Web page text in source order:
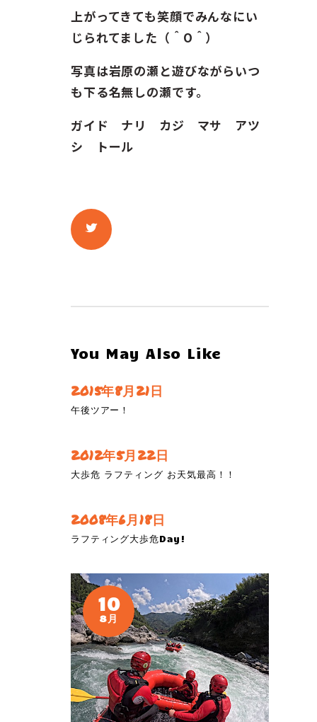
上がってきても笑顔でみんなにい
じられてました（＾O＾）
写真は岩原の瀬と遊びながらいつ
も下る名無しの瀬です。
ガイド ナリ カジ マサ アツ
シ トール
You May Also Like
2015年8月21日
午後ツアー！
2012年5月22日
大歩危 ラフティング お天気最高！！
2008年6月18日
ラフティング大歩危Day!
10
8月